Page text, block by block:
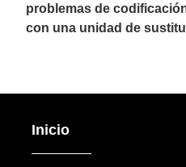
problemas de
con una unidad de
Inicio